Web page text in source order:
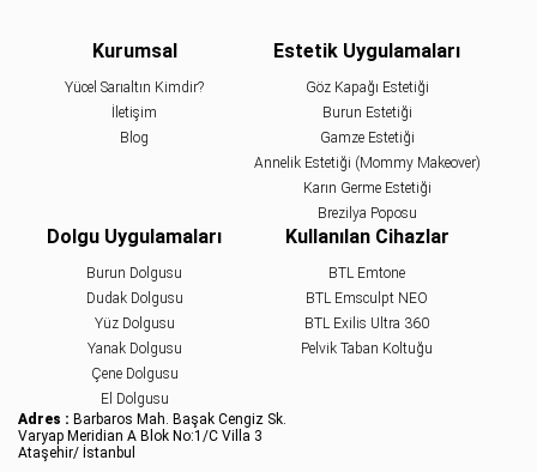
Kurumsal
Yücel Sarıaltın Kimdir?
İletişim
Blog
Estetik Uygulamaları
Göz Kapağı Estetiği
Burun Estetiği
Gamze Estetiği
Annelik Estetiği (Mommy Makeover)
Karın Germe Estetiği
Brezilya Poposu
Dolgu Uygulamaları
Burun Dolgusu
Dudak Dolgusu
Yüz Dolgusu
Yanak Dolgusu
Çene Dolgusu
El Dolgusu
Kullanılan Cihazlar
BTL Emtone
BTL Emsculpt NEO
BTL Exilis Ultra 360
Pelvik Taban Koltuğu
Adres : Barbaros Mah. Başak Cengiz Sk.
Varyap Meridian A Blok No:1/C Villa 3
Ataşehir/ İstanbul